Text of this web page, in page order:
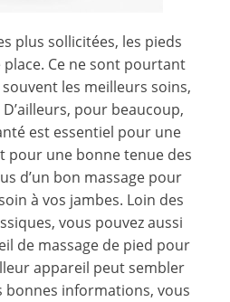
plus sollicitées, les pieds
Ce ne sont pourtant
les meilleurs soins,
pour beaucoup,
est essentiel pour une
pour une bonne tenue des
d’un bon massage pour
à vos jambes. Loin des
vous pouvez aussi
de massage de pied pour
appareil peut sembler
bonnes informations, vous